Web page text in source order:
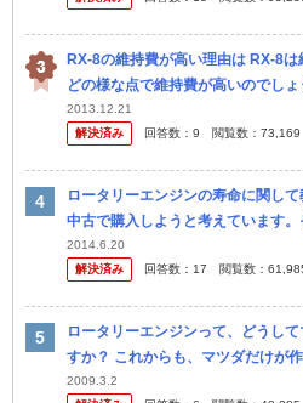
RX-8の維持費が高い理由は RX-8は
どの様な点で維持費が高いのでし
なく レシプロ換算で1300cc×1.5で
2013.12.21
解決済み
回答数： 9 閲覧数： 73,169
ロータリーエンジンの寿命に関し
中古で購入しようと考えています
リーエンジンの寿命は一般的なエン
か？...
2014.6.20
解決済み
回答数： 17 閲覧数：
ロータリーエンジンって、どうし
すか？ これからも、マツダだけが
2009.3.2